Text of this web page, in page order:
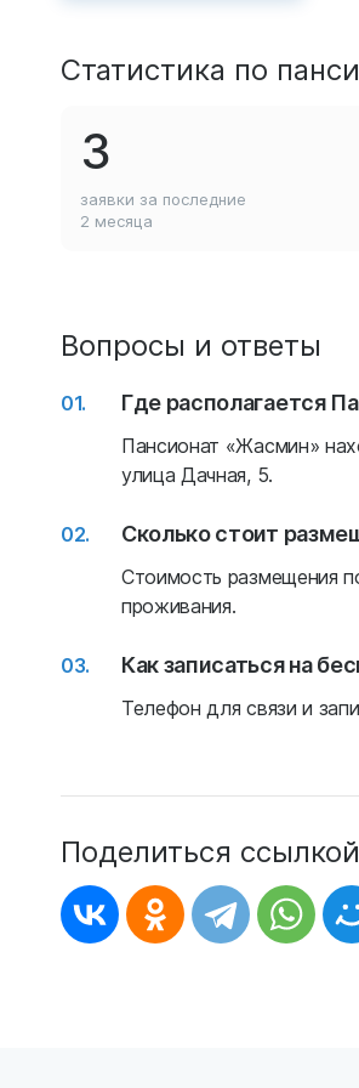
Статистика по
3
заявки за последние
2 месяца
Вопросы и ответы
Где располагается
Пансионат «Жасмин»
улица Дачная, 5.
Сколько стоит
Стоимость размещения
проживания.
Как записаться на
Телефон для связи и
Поделиться ссылкой